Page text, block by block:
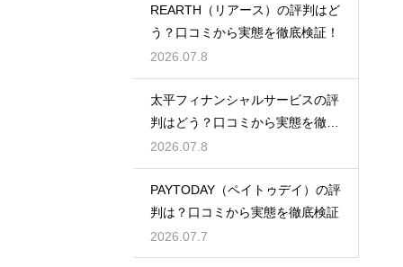
REARTH（リアース）の評判はど
う？口コミから実態を徹底検証！
2026.07.8
太平フィナンシャルサービスの評
判はどう？口コミから実態を徹底
検証！
2026.07.8
PAYTODAY（ペイトゥデイ）の評
判は？口コミから実態を徹底検証
2026.07.7